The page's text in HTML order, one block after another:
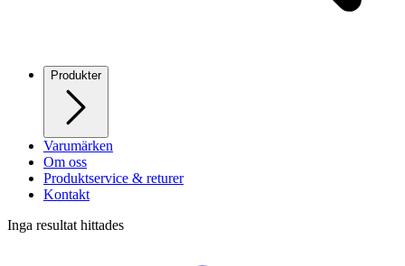
Produkter
Varumärken
Om oss
Produktservice & returer
Kontakt
Inga resultat hittades